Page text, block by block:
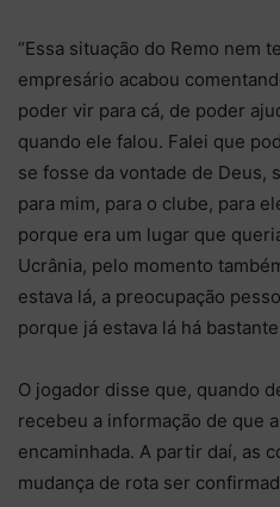
“Essa situação do Remo nem
empresário acabou
poder vir para cá, de poder
quando ele falou. Falei que
se fosse da vontade de Deus,
para mim, para o clube, para
porque era um lugar que
Ucrânia, pelo momento
estava lá, a preocupação
porque já estava lá há
O jogador disse que, quando
recebeu a informação de que
encaminhada. A partir daí, as
mudança de rota ser